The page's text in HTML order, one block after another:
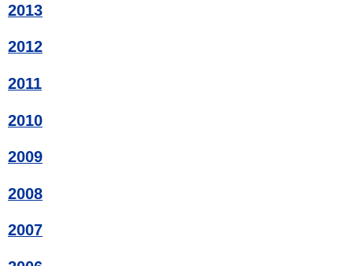
2013
2012
2011
2010
2009
2008
2007